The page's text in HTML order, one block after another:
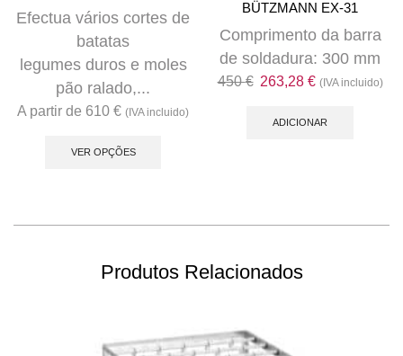
Efectua vários cortes de
batatas
legumes duros e moles
pão ralado,...
A partir de 610 € (IVA incluido)
VER OPÇÕES
may
on
BÜTZMANN EX-31
Comprimento da barra
de soldadura: 300 mm
450€ O
original
263,28 €O
atual
(IVA incluido)
ADICIONAR
Produtos Relacionados